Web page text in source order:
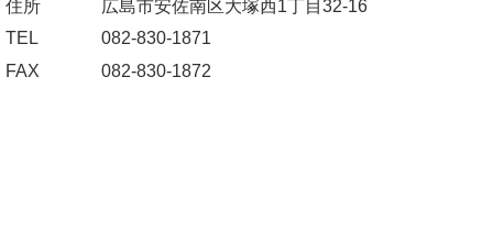
住所
広島市安佐南区大塚西1丁目32-16
TEL
082-830-1871
FAX
082-830-1872